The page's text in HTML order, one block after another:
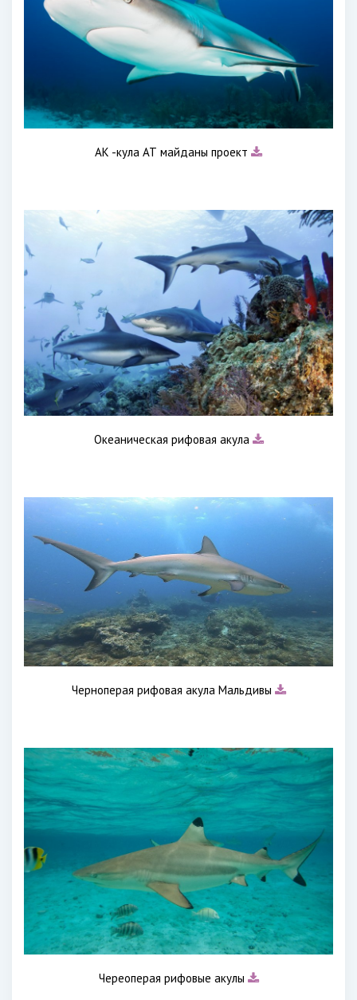
АК -кула АТ майданы проект
Океаническая рифовая акула
Черноперая рифовая акула Мальдивы
Череоперая рифовые акулы